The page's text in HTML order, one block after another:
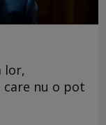
lor,
care nu o pot